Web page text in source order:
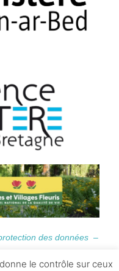
des données –
le contrôle sur ceux